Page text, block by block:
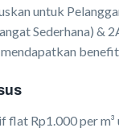
untuk
Sederhana) &
mendapatkan
Rp1.000 per m³